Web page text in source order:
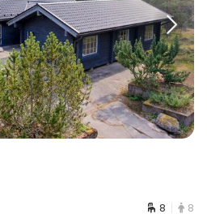
8 8